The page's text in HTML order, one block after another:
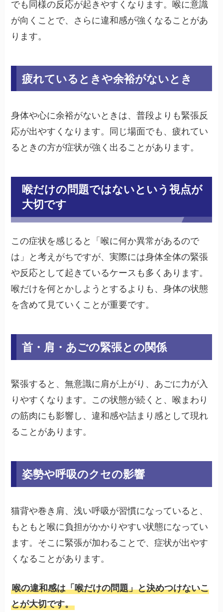
でも同様の反応が起きやすくなります。喉に意識
が向くことで、さらに違和感が強くなることがあ
ります。
疲れているときや余裕がないとき
身体や心に余裕がないときは、普段よりも緊張反
応が出やすくなります。同じ場面でも、疲れてい
るときの方が症状が強く出ることがあります。
喉だけの問題ではないという視点が
大切です
この症状を感じると「喉に何か異常があるので
は」と考えがちですが、実際には身体全体の緊張
や反応として起きているケースも多くあります。
喉だけを何とかしようとするよりも、身体の状態
を含めて見ていくことが重要です。
首・肩・あごの緊張との関係
緊張すると、無意識に肩が上がり、あごに力が入
りやすくなります。この状態が続くと、喉まわり
の筋肉にも影響し、違和感や詰まり感として現れ
ることがあります。
姿勢や呼吸のクセの影響
猫背や巻き肩、浅い呼吸が習慣になっていると、
もともと喉に負担がかかりやすい状態になってい
ます。そこに緊張が加わることで、症状が出やす
くなることがあります。
喉の違和感は「喉だけの問題」と決めつけないこ
とが大切です。